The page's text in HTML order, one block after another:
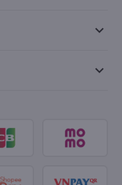
keyboard_arrow_down
keyboard_arrow_down